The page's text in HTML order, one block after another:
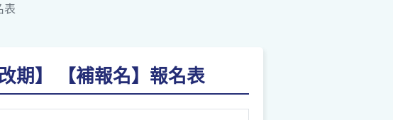
表
期】 【補報名】報名表